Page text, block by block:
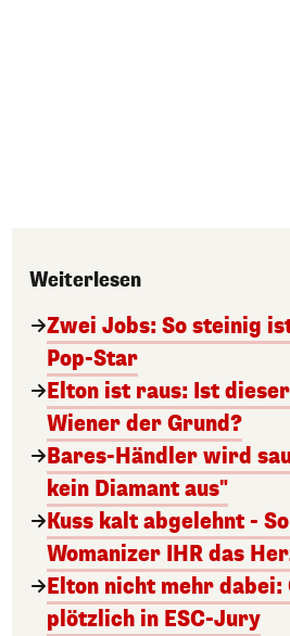
Weiterlesen
Zwei Jobs: So steinig
Pop-Star
Elton ist raus: Ist
Wiener der Grund?
Bares-Händler wird
kein Diamant aus"
Kuss kalt abgelehnt -
Womanizer IHR das
Elton nicht mehr dabei:
plötzlich in ESC-Jury